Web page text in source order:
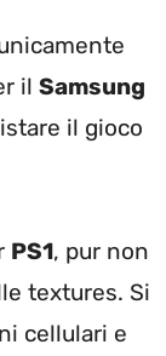
il Samsung
il gioco
PS1, pur non
textures. Si
cellulari e